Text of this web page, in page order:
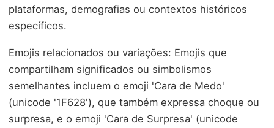
plataformas, demografias ou contextos históricos
específicos.
Emojis relacionados ou variações: Emojis que
compartilham significados ou simbolismos
semelhantes incluem o emoji 'Cara de Medo'
(unicode '1F628'), que também expressa choque ou
surpresa, e o emoji 'Cara de Surpresa' (unicode